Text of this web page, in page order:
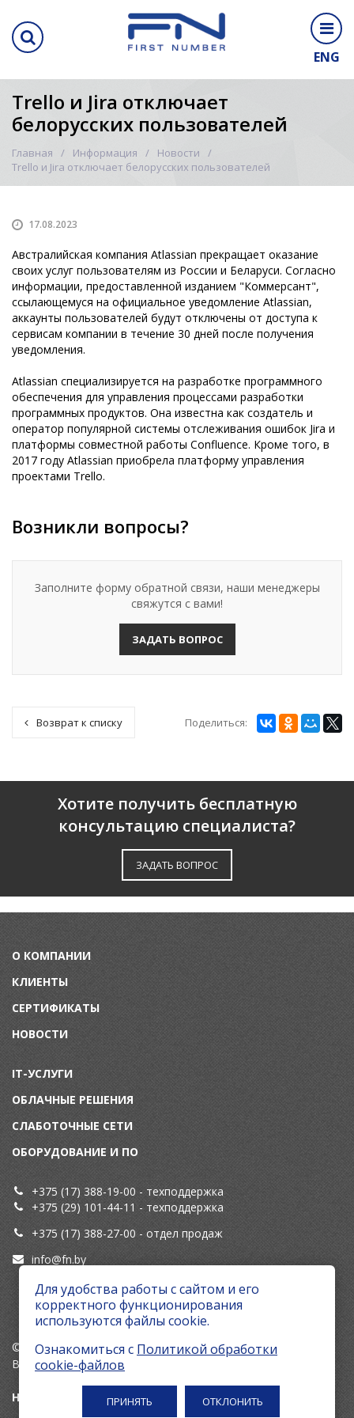
ENG
Trello и Jira отключает
белорусских пользователей
Главная Информация
Новости
Trello и Jira отключает белорусских пользователей
17.08.2023
Австралийская компания Atlassian прекращает оказание
своих услуг пользователям из России и Беларуси. Согласно
информации, предоставленной изданием "Коммерсант",
ссылающемуся на официальное уведомление Atlassian,
аккаунты пользователей будут отключены от доступа к
сервисам компании в течение 30 дней после получения
уведомления.
Atlassian специализируется на разработке программного
обеспечения для управления процессами разработки
программных продуктов. Она известна как создатель и
оператор популярной системы отслеживания ошибок Jira и
платформы совместной работы Confluence. Кроме того, в
2017 году Atlassian приобрела платформу управления
проектами Trello.
Возникли вопросы?
Заполните форму обратной связи, наши менеджеры
свяжутся с вами!
ЗАДАТЬ ВОПРОС
Возврат к списку Поделиться:
Хотите получить бесплатную
консультацию специалиста?
ЗАДАТЬ ВОПРОС
О КОМПАНИИ
КЛИЕНТЫ
СЕРТИФИКАТЫ
НОВОСТИ
IT-УСЛУГИ
ОБЛАЧНЫЕ РЕШЕНИЯ
СЛАБОТОЧНЫЕ СЕТИ
ОБОРУДОВАНИЕ И ПО
+375 (17) 388-19-00 - техподдержка
+375 (29) 101-44-11 - техподдержка
+375 (17) 388-27-00 - отдел продаж
info@fn.by
ServiceDesk (Система заявок)
© 2026 ГК "Первый номер"
Все права защищены.
Настроить cookie
Для удобства работы с сайтом и его
корректного функционирования
используются файлы cookie.
Ознакомиться с Политикой обработки
cookie-файлов
ПРИНЯТЬ ОТКЛОНИТЬ